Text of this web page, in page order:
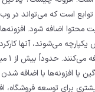
است که می‌تواند در
محتوا اضافه شود.
می‌شوند، آنها
به
یا افزونه‌ها با اضافه
برای توسعه